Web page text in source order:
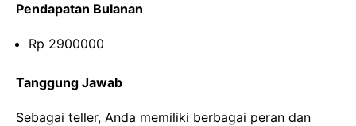
Pendapatan Bulanan
Rp 2900000
Tanggung Jawab
Sebagai teller, Anda memiliki berbagai peran dan